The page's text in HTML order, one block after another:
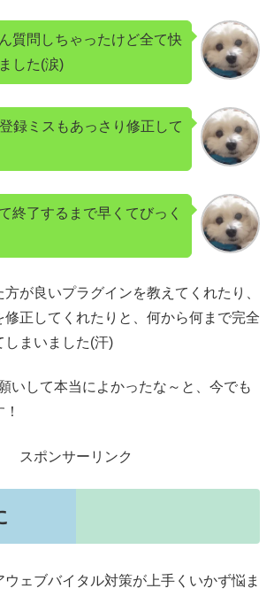
質問しちゃったけど全て快
した(涙)
録ミスもあっさり修正して
終了するまで早くてびっく
が良いプラグインを教えてくれたり、
修正してくれたりと、何から何まで完全
しまいました(汗)
いして本当によかったな～と、今でも
スポンサーリンク
ェブバイタル対策が上手くいかず悩ま